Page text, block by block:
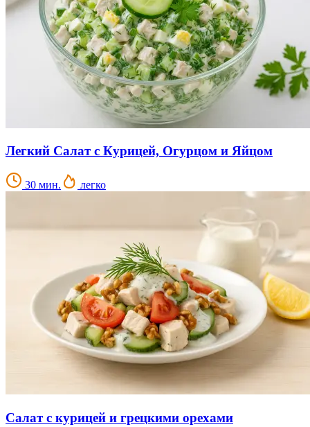
Легкий Салат с Курицей, Огурцом и Яйцом
30 мин. легко
Салат с курицей и грецкими орехами